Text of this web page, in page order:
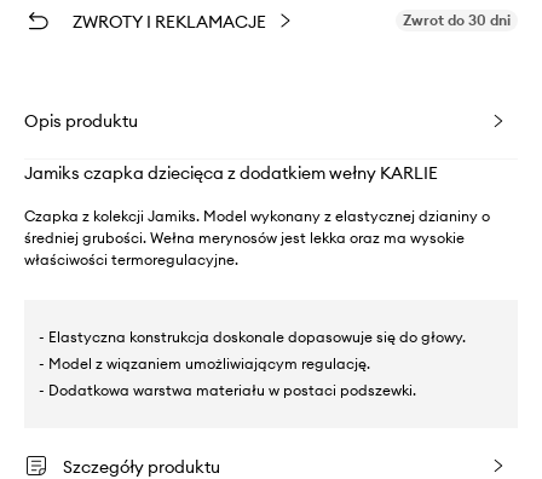
ZWROTY I REKLAMACJE Zwrot do 30 dni
Opis produktu
Jamiks czapka dziecięca z dodatkiem wełny KARLIE
Czapka z kolekcji Jamiks. Model wykonany z elastycznej dzianiny o
średniej grubości. Wełna merynosów jest lekka oraz ma wysokie
właściwości termoregulacyjne.
- Elastyczna konstrukcja doskonale dopasowuje się do głowy.
- Model z wiązaniem umożliwiającym regulację.
- Dodatkowa warstwa materiału w postaci podszewki.
Szczegóły produktu